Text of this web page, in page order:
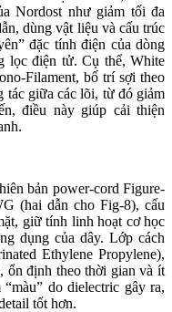
Nordost như giảm tối đa
dùng vật liệu và cấu trúc
đặc tính điện của dòng
lọc điện tử. Cụ thể, White
Filament, bố trí sợi theo
tác giữa các lõi, từ đó giảm
điều này giúp cải thiện
bản power-cord Figure-
(hai dẫn cho Fig-8), cấu
giữ tính linh hoạt cơ học
dụng của dây. Lớp cách
Ethylene Propylene),
ổn định theo thời gian và ít
do dielectric gây ra,
tốt hơn.